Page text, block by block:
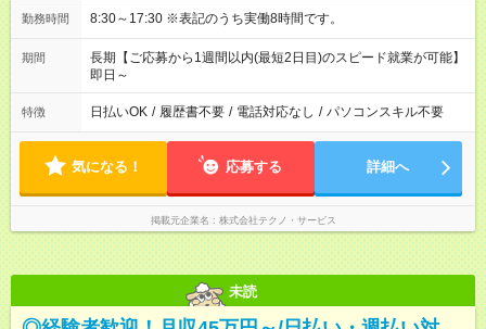
勤務時間 8:30～17:30 ※表記のうち実働8時間です。
期間
長期【ご応募から1週間以内(最短2日目)のスピード就業が可能】
即日～
特徴 日払いOK / 履歴書不要 / 電話対応なし / パソコンスキル不要
気になる！ 応募する 詳細へ
掲載元企業名 株式会社テクノ・サービス
未読